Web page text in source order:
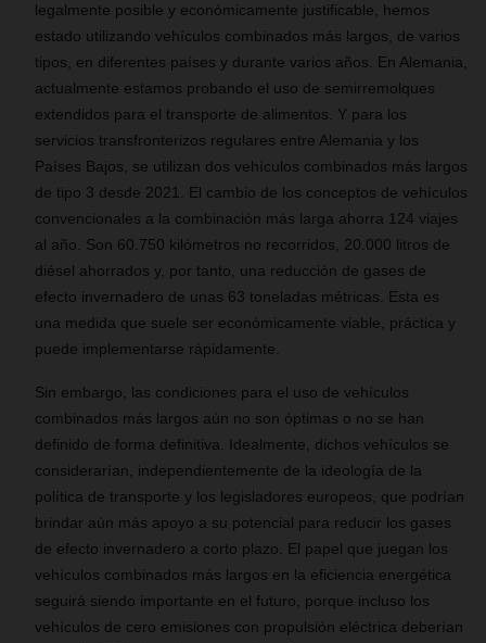
legalmente posible y económicamente justificable, hemos
estado utilizando vehículos combinados más largos, de varios
tipos, en diferentes países y durante varios años. En Alemania,
actualmente estamos probando el uso de semirremolques
extendidos para el transporte de alimentos. Y para los
servicios transfronterizos regulares entre Alemania y los
Países Bajos, se utilizan dos vehículos combinados más largos
de tipo 3 desde 2021. El cambio de los conceptos de vehículos
convencionales a la combinación más larga ahorra 124 viajes
al año. Son 60.750 kilómetros no recorridos, 20.000 litros de
diésel ahorrados y, por tanto, una reducción de gases de
efecto invernadero de unas 63 toneladas métricas. Esta es
una medida que suele ser económicamente viable, práctica y
puede implementarse rápidamente.
Sin embargo, las condiciones para el uso de vehículos
combinados más largos aún no son óptimas o no se han
definido de forma definitiva. Idealmente, dichos vehículos se
considerarían, independientemente de la ideología de la
política de transporte y los legisladores europeos, que podrían
brindar aún más apoyo a su potencial para reducir los gases
de efecto invernadero a corto plazo. El papel que juegan los
vehículos combinados más largos en la eficiencia energética
seguirá siendo importante en el futuro, porque incluso los
vehículos de cero emisiones con propulsión eléctrica deberían